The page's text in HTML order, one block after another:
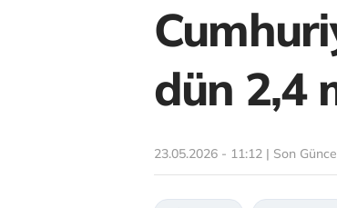
dün 2,4
23.05.2026 - 11:12 | Son